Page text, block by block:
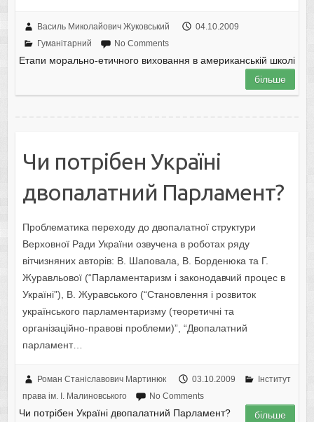
Василь Миколайович Жуковський
04.10.2009
Гуманітарний
No Comments
Етапи морально-етичного виховання в американській школі
більше
Чи потрібен Україні
двопалатний Парламент?
Проблематика переходу до двопалатної структури
Верховної Ради України озвучена в роботах ряду
вітчизняних авторів: В. Шаповала, В. Борденюка та Г.
Журавльової (“Парламентаризм і законодавчий процес в
Україні”), В. Журавського (“Становлення і розвиток
українського парламентаризму (теоретичні та
організаційно-правові проблеми)”, “Двопалатний
парламент…
Роман Станіславович Мартинюк 03.10.2009
Інститут
права ім. І. Малиновського
No Comments
Чи потрібен Україні двопалатний Парламент? більше